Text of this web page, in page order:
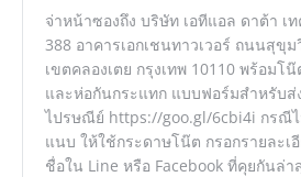
จ่าหน้าซองถึง บริษัท เอทีแอล ดาต้า เ
388 อาคารเอกเชนทาวเวอร์ ถนนสุขุ
เขตคลองเตย กรุงเทพ 10110 พร้อมโ
และห่อกันกระแทก แบบฟอร์มสำหรับส่
ไปรษณีย์ https://goo.gl/6cbi4i กรณีไ
แนบ ให้ใช้กระดาษโน๊ต กรอกรายละเ
ชื่อใน Line หรือ Facebook ที่คุยกันล่า